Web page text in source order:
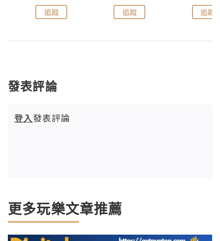
追蹤 追蹤 追蹤
發表評論
登入發表評論
更多玩樂文章推薦